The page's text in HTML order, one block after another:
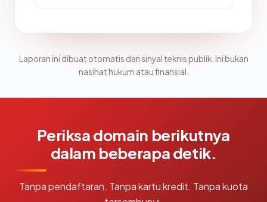
Laporan ini dibuat otomatis dari sinyal teknis publik. Ini bukan
nasihat hukum atau finansial.
Periksa domain berikutnya
dalam beberapa detik.
Tanpa pendaftaran. Tanpa kartu kredit. Tanpa kuota